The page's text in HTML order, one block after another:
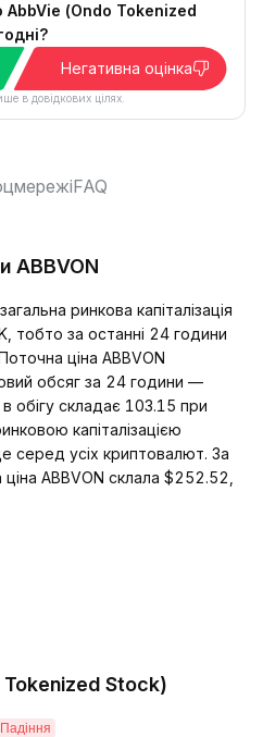
(Ondo Tokenized
Негативна оцінка
в довідкових цілях.
FAQ
ABBVON
ринкова капіталізація
тобто за останні 24 години
ціна ABBVON
обсяг за 24 години —
обігу складає 103.15 при
капіталізацією
серед усіх криптовалют. За
ABBVON склала $252.52,
Stock)
Падіння